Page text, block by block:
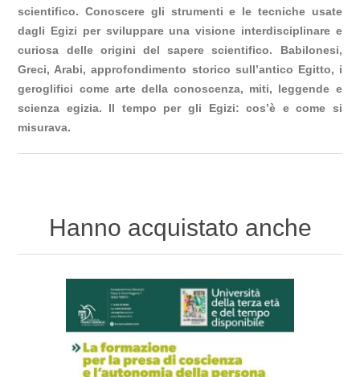
scientifico. Conoscere gli strumenti e le tecniche usate
dagli Egizi per sviluppare una visione interdisciplinare e
curiosa delle origini del sapere scientifico. Babilonesi,
Greci, Arabi, approfondimento storico sull’antico Egitto, i
geroglifici come arte della conoscenza, miti, leggende e
scienza egizia. Il tempo per gli Egizi: cos’è e come si
misurava.
Hanno acquistato anche